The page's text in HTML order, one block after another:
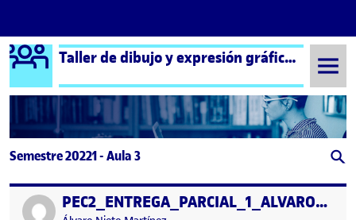
Saltar al contenido
Logo Ágora Taller de dibujo y expresión gráfica aula 3
Semestre 20221 - Aula 3
Publicado por PEC2_ENTREGA_PARCIAL_1_ALVARO_NIETO